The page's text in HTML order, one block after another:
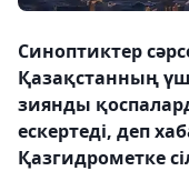
Синоптиктер
Қазақстанның
зиянды
ескертеді, деп
Қазгидрометке